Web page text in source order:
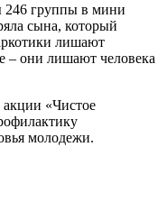
246 группы в мини
сына, который
лишают
– они лишают человека
«Чистое
молодежи.